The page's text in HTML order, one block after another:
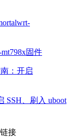
固件
SSH、刷入 uboot
接